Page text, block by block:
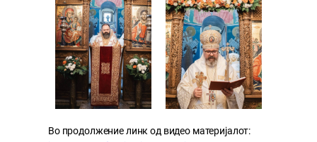
Во продолжение линк од видео материјалот: